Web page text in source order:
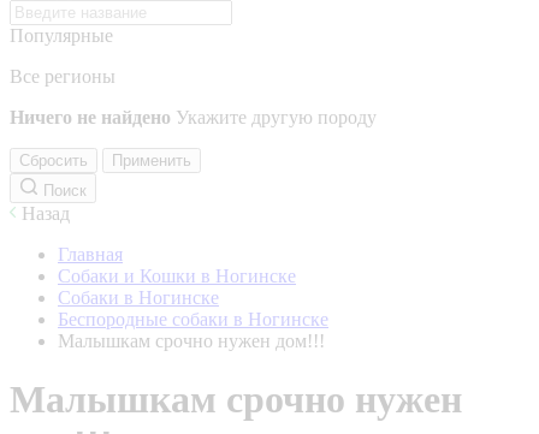
Популярные
Все регионы
Ничего не найдено Укажите другую породу
Сбросить
Применить
Поиск
Назад
Главная
Собаки и Кошки в Ногинске
Собаки в Ногинске
Беспородные собаки в Ногинске
Малышкам срочно нужен дом!!!
Малышкам срочно нужен